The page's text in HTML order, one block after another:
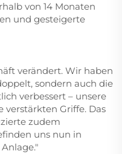
von 14 Monaten
und gesteigerte
verändert. Wir haben
sondern auch die
verbessert – unsere
verstärkten Griffe. Das
zudem
uns nun in